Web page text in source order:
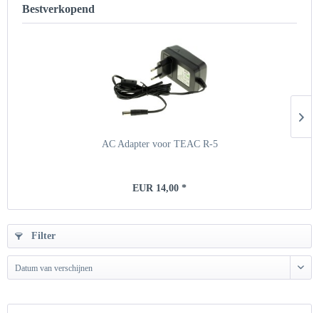
Bestverkopend
AC Adapter voor TEAC R-5
EUR 14,00 *
Filter
Datum van verschijnen